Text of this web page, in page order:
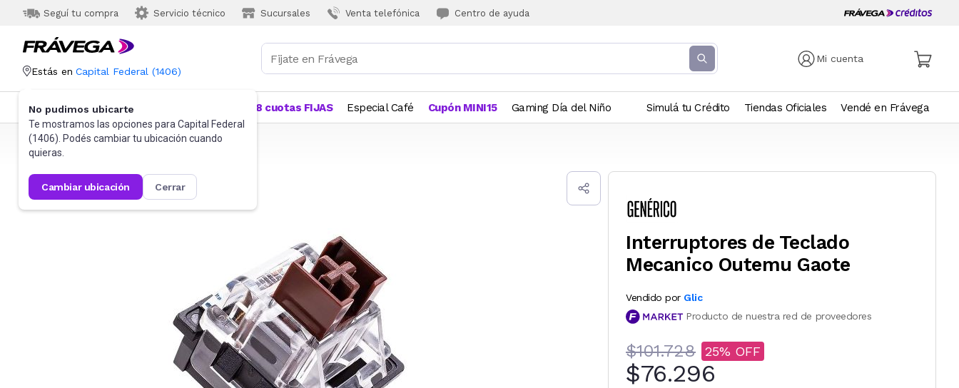
Seguí tu compra Servicio técnico Sucursales Venta telefónica Centro de ayuda
Mi cuenta
Estás en Capital Federal (1406)
No pudimos ubicarte
Te mostramos las opciones para Capital Federal
(1406). Podés cambiar tu ubicación cuando
quieras.
cambiar ubicación cerrar
Categorías Más Vendidos 18 cuotas FIJAS Especial Café Cupón MINI15 Gaming Día del Niño Simulá tu Crédito Tiendas Oficiales Vendé en Frávega
Frávega Videojuegos Accesorios
Interruptores de Teclado
Mecanico Outemu Gaote
Vendido por Glic
Producto de nuestra red de proveedores
$101.728 25
$76.296